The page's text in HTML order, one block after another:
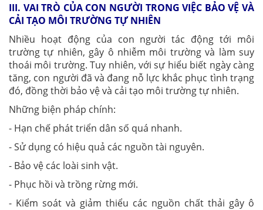
III. VAI TRÒ CỦA CON NGƯỜI TRONG VIỆC BẢO VỆ VÀ
CẢI TẠO MÔI TRƯỜNG TỰ NHIÊN
Nhiều hoạt động của con người tác động tới môi
trường tự nhiên, gây ô nhiễm môi trường và làm suy
thoái môi trường. Tuy nhiên, với sự hiểu biết ngày càng
tăng, con người đã và đang nỗ lực khắc phục tình trạng
đó, đồng thời bảo vệ và cải tạo môi trường tự nhiên.
Những biện pháp chính:
- Hạn chế phát triển dân số quá nhanh.
- Sử dụng có hiệu quả các nguồn tài nguyên.
- Bảo vệ các loài sinh vật.
- Phục hồi và trồng rừng mới.
- Kiểm soát và giảm thiểu các nguồn chất thải gây ô